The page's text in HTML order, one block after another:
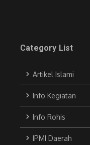
Category List
Artikel Islami
Info Kegiatan
Info Rohis
IPMI Daerah